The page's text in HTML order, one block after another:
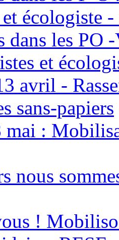
écologiste
dans les PO
et
avril -
sans-papiers
mai :
nous
!